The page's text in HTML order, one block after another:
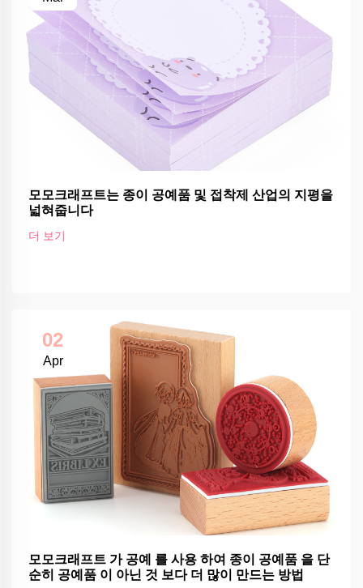
모모크래프트는 종이 공예품 및 접착제 산업의 지평을
넓혀줍니다
더 보기
02
Apr
모모크래프트 가 공예 를 사용 하여 종이 공예품 을 단
순히 공예품 이 아닌 것 보다 더 많이 만드는 방법